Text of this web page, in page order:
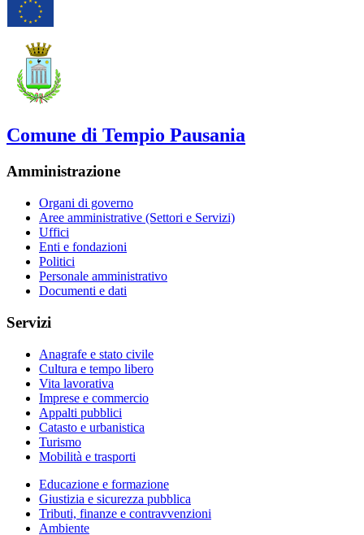
Comune di Tempio Pausania
Amministrazione
Organi di governo
Aree amministrative (Settori e Servizi)
Uffici
Enti e fondazioni
Politici
Personale amministrativo
Documenti e dati
Servizi
Anagrafe e stato civile
Cultura e tempo libero
Vita lavorativa
Imprese e commercio
Appalti pubblici
Catasto e urbanistica
Turismo
Mobilità e trasporti
Educazione e formazione
Giustizia e sicurezza pubblica
Tributi, finanze e contravvenzioni
Ambiente